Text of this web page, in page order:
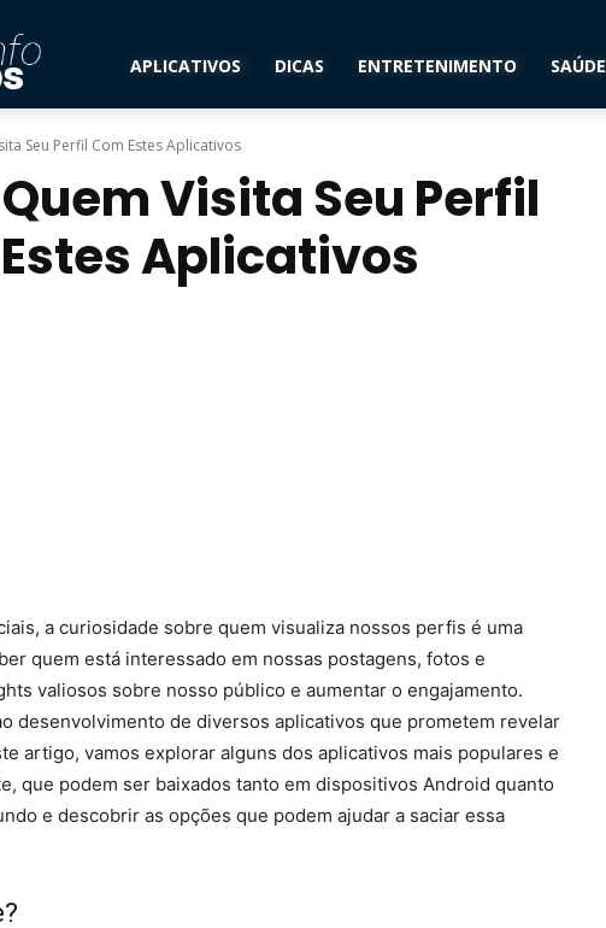
APLICATIVOS DICAS ENTRETENIMENTO SAÚDE
Seu Perfil Com Estes Aplicativos
Visita Seu Perfil
Aplicativos
a curiosidade sobre quem visualiza nossos perfis é uma
quem está interessado em nossas postagens, fotos e
valiosos sobre nosso público e aumentar o engajamento.
desenvolvimento de diversos aplicativos que prometem revelar
artigo, vamos explorar alguns dos aplicativos mais populares e
que podem ser baixados tanto em dispositivos Android quanto
e descobrir as opções que podem ajudar a saciar essa